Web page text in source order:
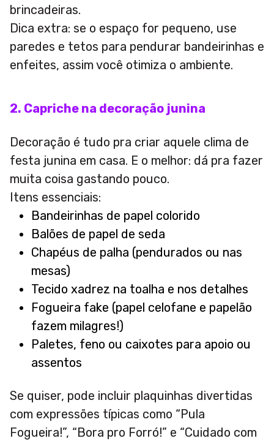
brincadeiras.
Dica extra: se o espaço for pequeno, use
paredes e tetos para pendurar bandeirinhas e
enfeites, assim você otimiza o ambiente.
2. Capriche na decoração junina
Decoração é tudo pra criar aquele clima de
festa junina em casa. E o melhor: dá pra fazer
muita coisa gastando pouco.
Itens essenciais:
Bandeirinhas de papel colorido
Balões de papel de seda
Chapéus de palha (pendurados ou nas
mesas)
Tecido xadrez na toalha e nos detalhes
Fogueira fake (papel celofane e papelão
fazem milagres!)
Paletes, feno ou caixotes para apoio ou
assentos
Se quiser, pode incluir plaquinhas divertidas
com expressões típicas como “Pula
Fogueira!”, “Bora pro Forró!” e “Cuidado com